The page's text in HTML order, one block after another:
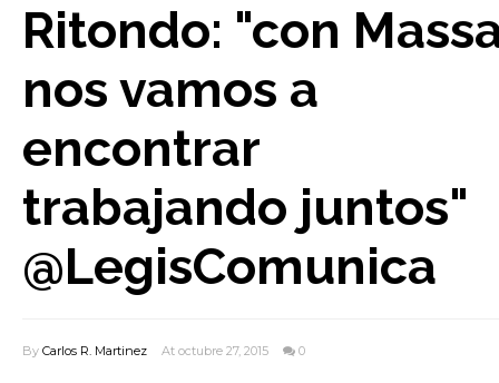
Ritondo: "con
nos vamos a
encontrar
trabajando juntos"
@LegisComunica
By Carlos R. Martinez At octubre 27, 2015 0